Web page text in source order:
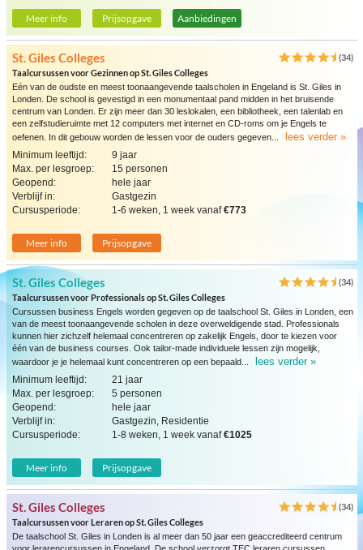
Meer info Prijsopgave Aanbiedingen
St. Giles Colleges
(34)
Taalcursussen voor Gezinnen op St. Giles Colleges
Eén van de oudste en meest toonaangevende taalscholen in Engeland is St. Giles in
Londen. De school is gevestigd in een monumentaal pand midden in het bruisende
centrum van Londen. Er zijn meer dan 30 leslokalen, een bibliotheek, een talenlab en
een zelfstudieruimte met 12 computers met internet en CD-roms om je Engels te
oefenen. In dit gebouw worden de lessen voor de ouders gegeven...
lees verder »
Minimum leeftijd:
9 jaar
Max. per lesgroep:
15 personen
Geopend:
hele jaar
Verblijf in:
Gastgezin
Cursusperiode:
1-6 weken, 1 week vanaf€773
Meer info Prijsopgave
St. Giles Colleges
(34)
Taalcursussen voor Professionals op St. Giles Colleges
Cursussen business Engels worden gegeven op de taalschool St. Giles in Londen, een
van de meest toonaangevende scholen in deze overweldigende stad. Professionals
kunnen hier zichzelf helemaal concentreren op zakelijk Engels, door te kiezen voor
één van de business courses. Ook tailor-made individuele lessen zijn mogelijk,
waardoor je je helemaal kunt concentreren op een bepaald...
lees verder »
Minimum leeftijd:
21 jaar
Max. per lesgroep:
5 personen
Geopend:
hele jaar
Verblijf in:
Gastgezin, Residentie
Cursusperiode:
1-8 weken, 1 week vanaf€1025
Meer info Prijsopgave
St. Giles Colleges
(34)
Taalcursussen voor Leraren op St. Giles Colleges
De taalschool St. Giles in Londen is al meer dan 50 jaar een geaccrediteerd centrum